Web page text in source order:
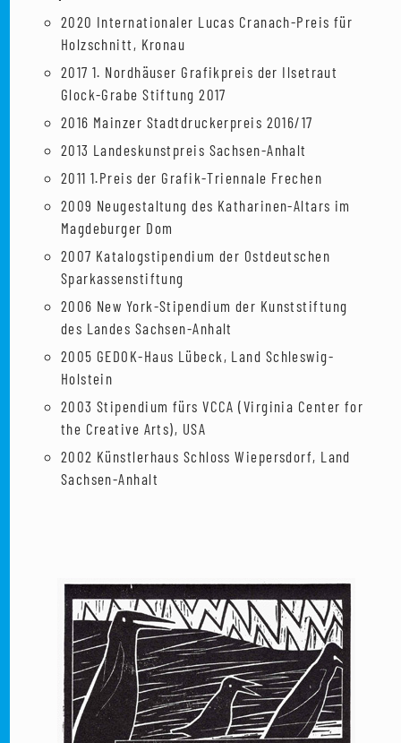
2020 Internationaler Lucas Cranach-Preis für
Holzschnitt, Kronau
2017 1. Nordhäuser Grafikpreis der Ilsetraut
Glock-Grabe Stiftung 2017
2016 Mainzer Stadtdruckerpreis 2016/17
2013 Landeskunstpreis Sachsen-Anhalt
2011 1.Preis der Grafik-Triennale Frechen
2009 Neugestaltung des Katharinen-Altars im
Magdeburger Dom
2007 Katalogstipendium der Ostdeutschen
Sparkassenstiftung
2006 New York-Stipendium der Kunststiftung
des Landes Sachsen-Anhalt
2005 GEDOK-Haus Lübeck, Land Schleswig-
Holstein
2003 Stipendium fürs VCCA (Virginia Center for
the Creative Arts), USA
2002 Künstlerhaus Schloss Wiepersdorf, Land
Sachsen-Anhalt